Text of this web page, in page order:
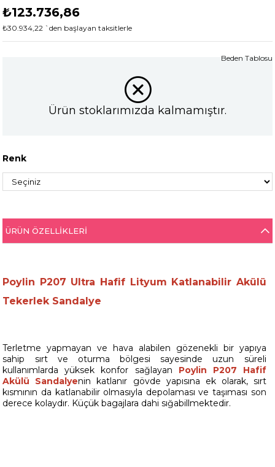
₺123.736,86
₺30.934,22 `den başlayan taksitlerle
Ürün stoklarımızda kalmamıştır.
Renk
Beden Tablosu
ÜRÜN ÖZELLIKLERI
Poylin P207 Ultra Hafif Lityum Katlanabilir Akülü
Tekerlek Sandalye
Terletme yapmayan ve hava alabilen gözenekli bir yapıya
sahip sırt ve oturma bölgesi sayesinde uzun süreli
kullanımlarda yüksek konfor sağlayan Poylin P207 Hafif
Akülü Sandalyenin katlanır gövde yapısına ek olarak, sırt
kısmının da katlanabilir olmasıyla depolaması ve taşıması son
derece kolaydır. Küçük bagajlara dahi sığabillmektedir.